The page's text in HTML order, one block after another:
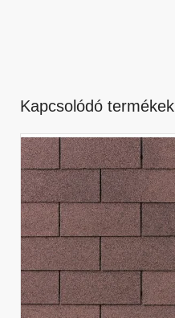
Kapcsolódó termékek